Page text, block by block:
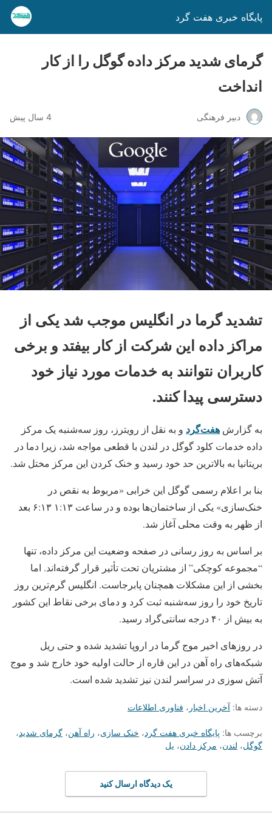
پایگاه خبری هفت گرد
گرمای شدید مرکز داده گوگل را از کار
انداخت
دبیر فرهنگی 4 سال پیش
تشدید گرما در انگلیس موجب شد یکی از
مراکز داده این شرکت از کار بیفتد و برخی
کاربران نتوانند به خدمات مورد نیاز خود
دسترسی پیدا کنند.
به گزارش هفت‎‌گرد
و به نقل از رویترز، روز سه‌شنبه یک مرکز
داده خدمات کلود گوگل در لندن با قطعی مواجه شد، زیرا دما در
بریتانیا به بالاترین حد خود رسید و خنک کردن این مرکز مختل شد.
بنا بر اعلام رسمی گوگل این خرابی «مربوط به نقص در
خنک‌سازی» یکی از ساختمان‌ها بوده و در ساعت ۱:۱۳ ۶:۱۳ بعد
از ظهر به وقت محلی آغاز شد.
بر اساس به روز رسانی در صفحه وضعیت این مرکز داده، تنها
“مجموعه کوچکی” از مشتریان تحت تأثیر قرار گرفته‌اند. اما
بخشی از این مشکلات همچنان پابرجاست. انگلیس گرم‌ترین روز
تاریخ خود را روز سه‌شنبه ثبت کرد و دمای برخی نقاط این کشور
به بیش از ۴۰ درجه سانتی‌گراد رسید.
در روزهای اخیر موج گرما در اروپا تشدید شده و حتی ریل
شبکه‌های راه آهن در این قاره از حالت اولیه خود خارج شد و موج
آتش سوزی در سراسر لندن نیز تشدید شده است.
دسته ها: آخرین اخبار ، فناوری اطلاعات
برچسب ها: پایگاه خبری هفت گرد، خنک سازی، راه آهن، گرمای شدید،
گوگل، لندن، مرکز دادن، یل
یک دیدگاه ارسال کنید